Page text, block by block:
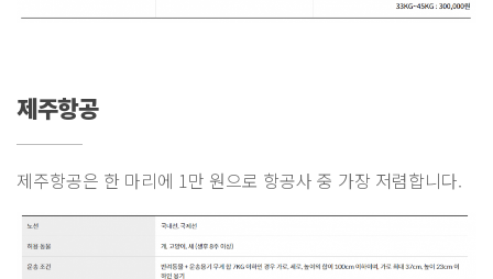
제주항공
제주항공은 한 마리에 1만 원으로 항공사 중 가장 저렴합니다.